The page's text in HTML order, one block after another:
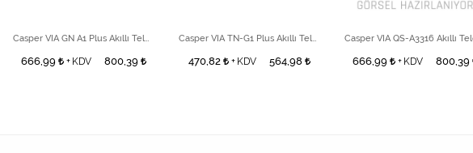
Casper VIA GN A1 Plus Akıllı Telefon Beyaz Adaptör
666,99 + KDV 800,39
Casper VIA TN-G1 Plus Akıllı Telefon Siyah Adaptör
470,82 + KDV 564,98 666,99 + KDV 800,39